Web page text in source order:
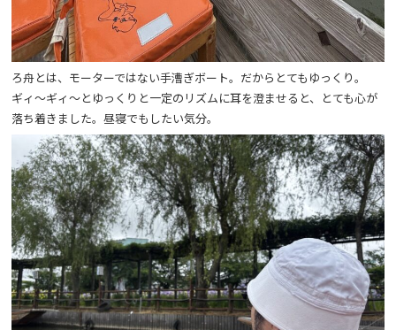
ろ舟とは、モーターではない手漕ぎボート。だからとてもゆっくり。
ギィ～ギィ～とゆっくりと一定のリズムに耳を澄ませると、とても心が
落ち着きました。昼寝でもしたい気分。